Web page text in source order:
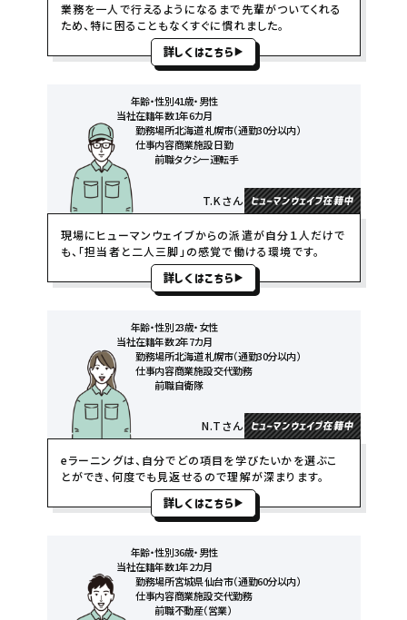
業務を一人で行えるようになるまで先輩がついてくれる
ため、特に困ることもなくすぐに慣れました。
詳しくはこちら
T.Kさん ヒューマンウェイブ在籍中
年齢・性別41歳・男性
当社在籍年数1年6カ月
勤務場所北海道 札幌市（通勤30分以内）
仕事内容商業施設 日勤
前職タクシー運転手
現場にヒューマンウェイブからの派遣が自分１人だけで
も、「担当者と二人三脚」の感覚で働ける環境です。
詳しくはこちら
N.Tさん ヒューマンウェイブ在籍中
年齢・性別23歳・女性
当社在籍年数2年7カ月
勤務場所北海道 札幌市（通勤30分以内）
仕事内容商業施設 交代勤務
前職自衛隊
eラーニングは、自分でどの項目を学びたいかを選ぶこ
とができ、何度でも見返せるので理解が深まります。
詳しくはこちら
年齢・性別36歳・男性
当社在籍年数1年2カ月
勤務場所宮城県 仙台市（通勤60分以内）
仕事内容商業施設 交代勤務
前職不動産（営業）